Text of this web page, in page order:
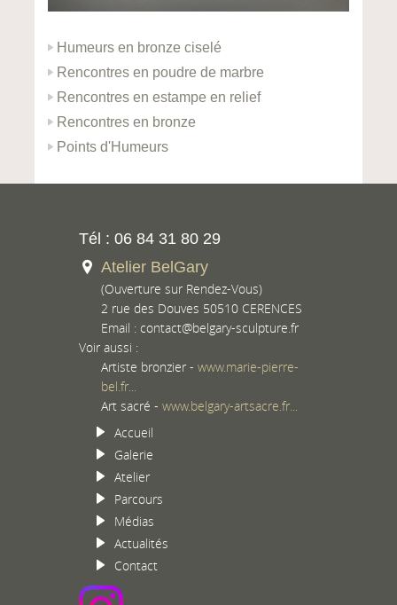
Humeurs en bronze ciselé
Rencontres en poudre de marbre
Rencontres en estampe en relief
Rencontres en bronze
Points d'Humeurs
Tél : 06 84 31 80 29
Atelier BelGary
(Ouverture sur Rendez-Vous)
2 rue des Douves 50510 CERENCES
Email : contact@belgary-sculpture.fr
Voir aussi :
Artiste bronzier - www.marie-pierre-
bel.fr...
Art sacré - www.belgary-artsacre.fr...
Accueil
Galerie
Atelier
Parcours
Médias
Actualités
Contact